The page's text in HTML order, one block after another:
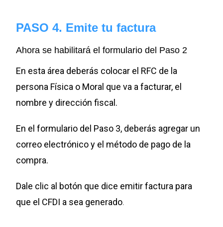
PASO 4. Emite tu factura
Ahora se habilitará el formulario del Paso 2
En esta área deberás colocar el RFC de la
persona Física o Moral que va a facturar, el
nombre y dirección fiscal.
En el formulario del Paso 3, deberás agregar un
correo electrónico y el método de pago de la
compra.
Dale clic al botón que dice emitir factura para
que el CFDI a sea generado.